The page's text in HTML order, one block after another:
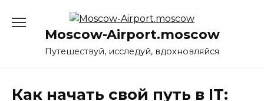
содержаниюMoscow-Airport.moscow
Путешествуй, исследуй, вдохновляйся
Как начать свой путь в IT: